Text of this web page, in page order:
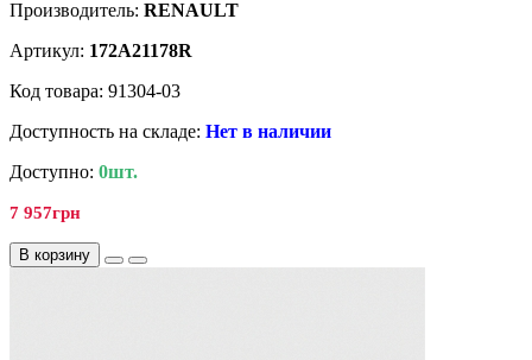
Производитель: RENAULT
Артикул: 172A21178R
Код товара: 91304-03
Доступность на складе: Нет в наличии
Доступно: 0шт.
7 957грн
В корзину